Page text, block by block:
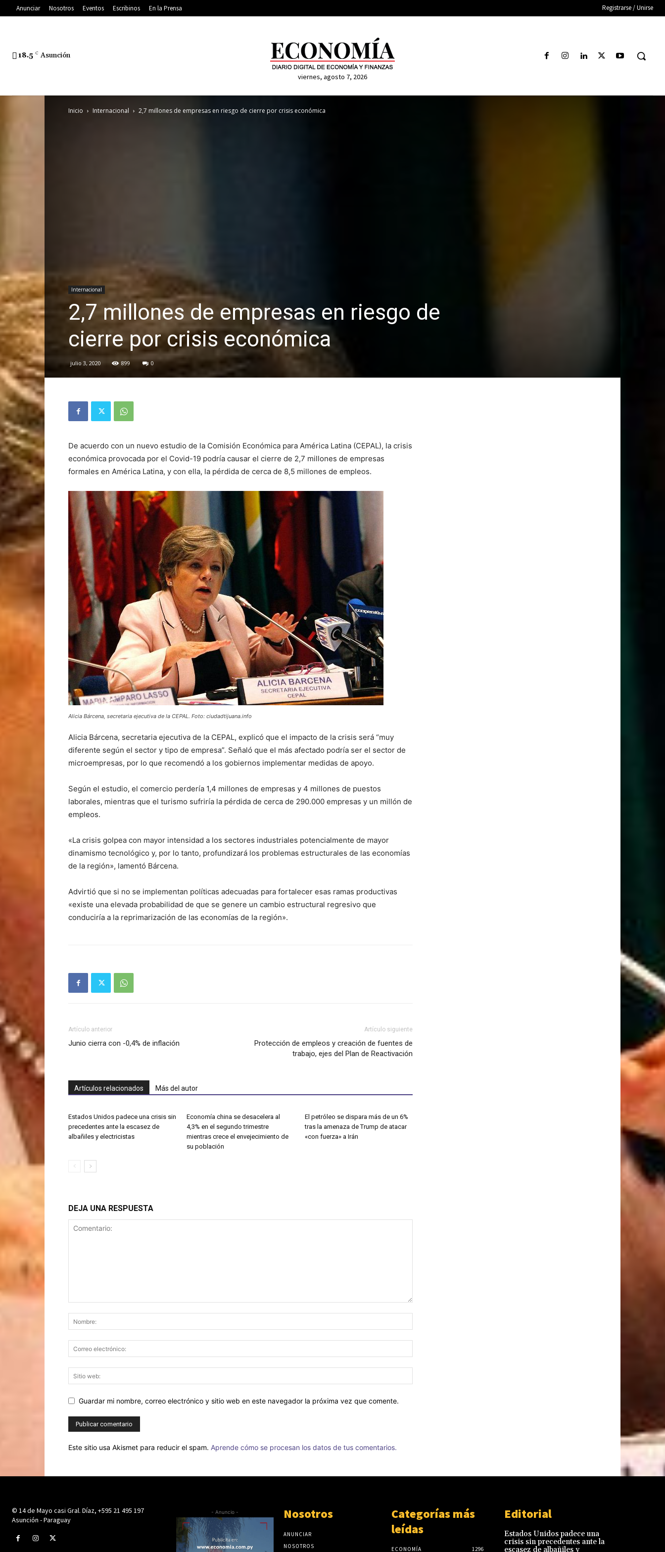
Anunciar Nosotros Eventos Escribinos En la Prensa Registrarse / Unirse
18.5 C Asunción
viernes, agosto 7, 2026
Inicio Internacional 2,7 millones de empresas en riesgo de cierre por crisis económica
Internacional
2,7 millones de empresas en riesgo de
cierre por crisis económica
julio 3, 2020 899 0
De acuerdo con un nuevo estudio de la Comisión Económica para América Latina (CEPAL), la crisis
económica provocada por el Covid-19 podría causar el cierre de 2,7 millones de empresas
formales en América Latina, y con ella, la pérdida de cerca de 8,5 millones de empleos.
Alicia Bárcena, secretaria ejecutiva de la CEPAL. Foto: ciudadtijuana.info
Alicia Bárcena, secretaria ejecutiva de la CEPAL, explicó que el impacto de la crisis será “muy
diferente según el sector y tipo de empresa”. Señaló que el más afectado podría ser el sector de
microempresas, por lo que recomendó a los gobiernos implementar medidas de apoyo.
Según el estudio, el comercio perdería 1,4 millones de empresas y 4 millones de puestos
laborales, mientras que el turismo sufriría la pérdida de cerca de 290.000 empresas y un millón de
empleos.
«La crisis golpea con mayor intensidad a los sectores industriales potencialmente de mayor
dinamismo tecnológico y, por lo tanto, profundizará los problemas estructurales de las economías
de la región», lamentó Bárcena.
Advirtió que si no se implementan políticas adecuadas para fortalecer esas ramas productivas
«existe una elevada probabilidad de que se genere un cambio estructural regresivo que
conduciría a la reprimarización de las economías de la región».
Artículo anterior
Junio cierra con -0,4% de inflación
Artículo siguiente
Protección de empleos y creación de fuentes de
trabajo, ejes del Plan de Reactivación
Artículos relacionados Más del autor
Estados Unidos padece una crisis sin
precedentes ante la escasez de
albañiles y electricistas
Economía china se desacelera al
4,3% en el segundo trimestre
mientras crece el envejecimiento de
su población
El petróleo se dispara más de un 6%
tras la amenaza de Trump de atacar
«con fuerza» a Irán
DEJA UNA RESPUESTA
Guardar mi nombre, correo electrónico y sitio web en este navegador la próxima vez que comente.
Este sitio usa Akismet para reducir el spam. Aprende cómo se procesan los datos de tus comentarios.
© 14 de Mayo casi Gral. Díaz, +595 21 495 197
Asunción - Paraguay
- Anuncio - Nosotros
ANUNCIAR
NOSOTROS
Categorías más
leídas
ECONOMÍA 1296
Editorial
Estados Unidos padece una
crisis sin precedentes ante la
escasez de albañiles y